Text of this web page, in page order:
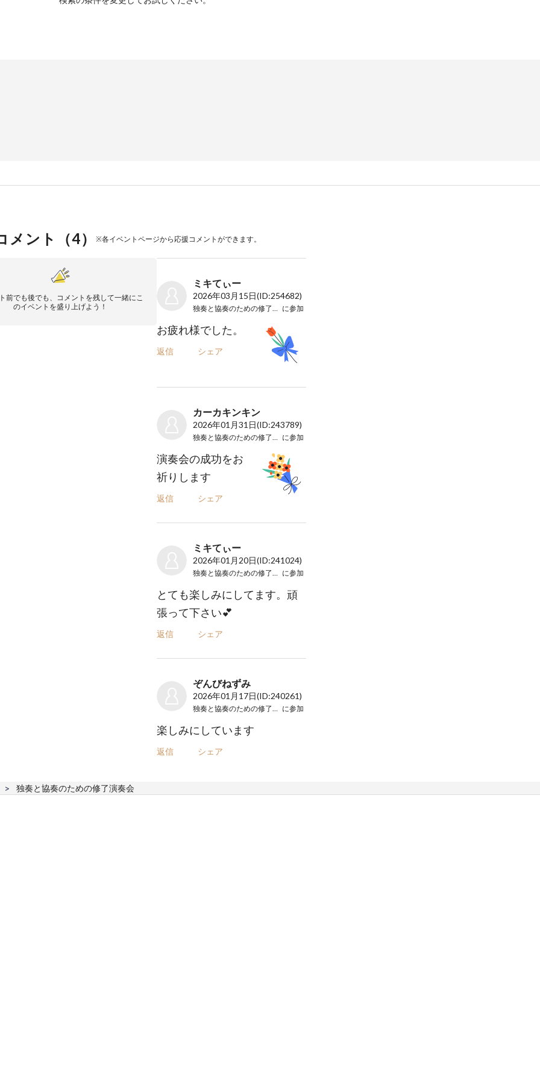
メント（4） ※各イベントページから応援コメントができます。
前でも後でも、コメントを残して一緒にこ
のイベントを盛り上げよう！
ミキてぃー
2026年03月15日(ID:254682)
独奏と協奏のための修了演奏会 に参加
お疲れ様でした。
返信 シェア
カーカキンキン
2026年01月31日(ID:243789)
独奏と協奏のための修了演奏会 に参加
演奏会の成功をお
祈りします
返信 シェア
ミキてぃー
2026年01月20日(ID:241024)
独奏と協奏のための修了演奏会 に参加
とても楽しみにしてます。頑
張って下さい💕
返信 シェア
ぞんびねずみ
2026年01月17日(ID:240261)
独奏と協奏のための修了演奏会 に参加
楽しみにしています
返信 シェア
独奏と協奏のための修了演奏会